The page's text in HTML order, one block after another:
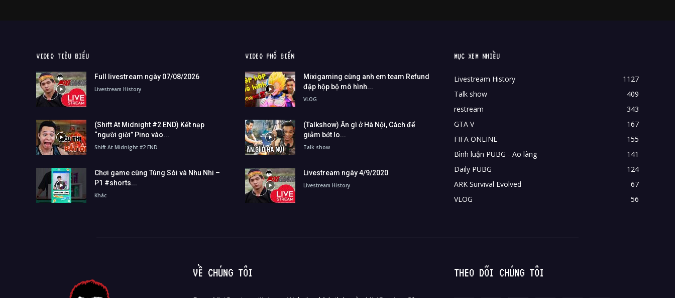
VIDEO TIÊU BIỂU
Full livestream ngày 07/08/2026
Livestream History
(Shift At Midnight #2 END) Kết nạp
“người giời” Pino vào...
Shift At Midnight #2 END
Chơi game cùng Tùng Sói và Nhu Nhi –
P1 #shorts...
Khác
VIDEO PHỔ BIẾN
Mixigaming cùng anh em team Refund
đập hộp bộ mô hình...
VLOG
(Talkshow) Ăn gì ở Hà Nội, Cách để
giảm bớt lo...
Talk show
Livestream ngày 4/9/2020
Livestream History
MỤC XEM NHIỀU
Livestream History
1127
Talk show
409
restream
343
GTA V
167
FIFA ONLINE
155
Bình luận PUBG - Ao làng
141
Daily PUBG
124
ARK Survival Evolved
67
VLOG
56
VỀ CHÚNG TÔI THEO DÕI CHÚNG TÔI